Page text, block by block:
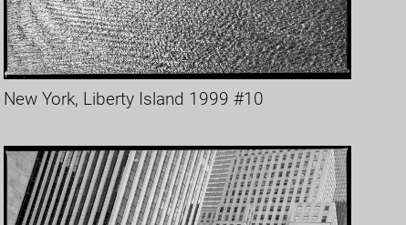
New York, Liberty Island 1999 #10